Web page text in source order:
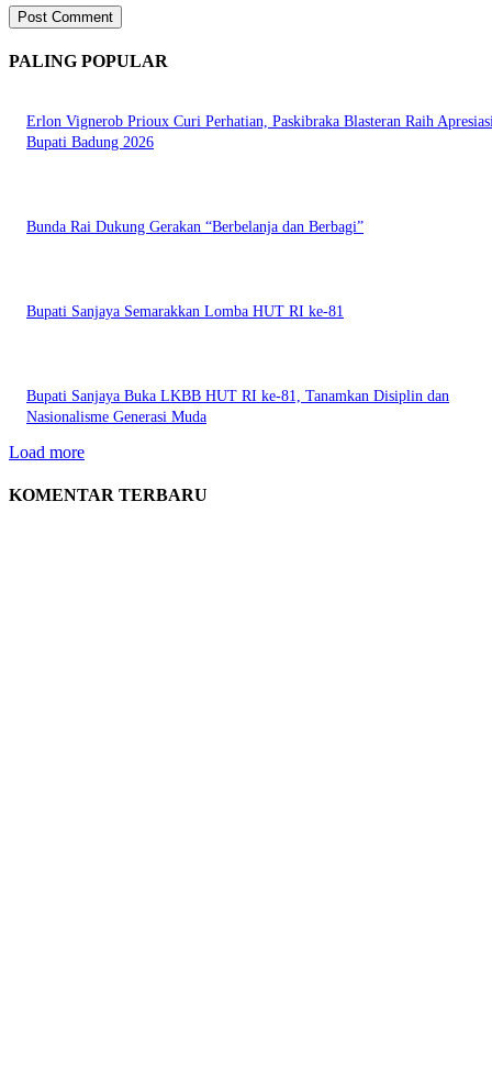
PALING POPULAR
Erlon Vignerob Prioux Curi Perhatian, Paskibraka Blasteran Raih
Bupati Badung 2026
Bunda Rai Dukung Gerakan “Berbelanja dan Berbagi”
Bupati Sanjaya Semarakkan Lomba HUT RI ke-81
Bupati Sanjaya Buka LKBB HUT RI ke-81, Tanamkan Disiplin dan
Nasionalisme Generasi Muda
Load more
KOMENTAR TERBARU